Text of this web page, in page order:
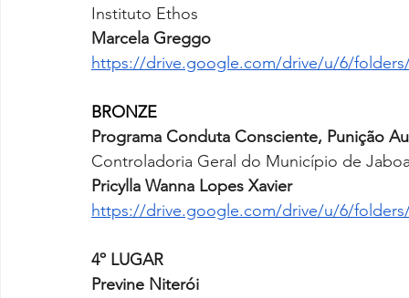
Instituto Ethos
Marcela Greggo
https://drive.google.com/drive/u/6/folders/
BRONZE
Programa Conduta Consciente, Punição
Controladoria Geral do Município de
Pricylla Wanna Lopes Xavier
https://drive.google.com/drive/u/6/folders/
4º LUGAR
Previne Niterói